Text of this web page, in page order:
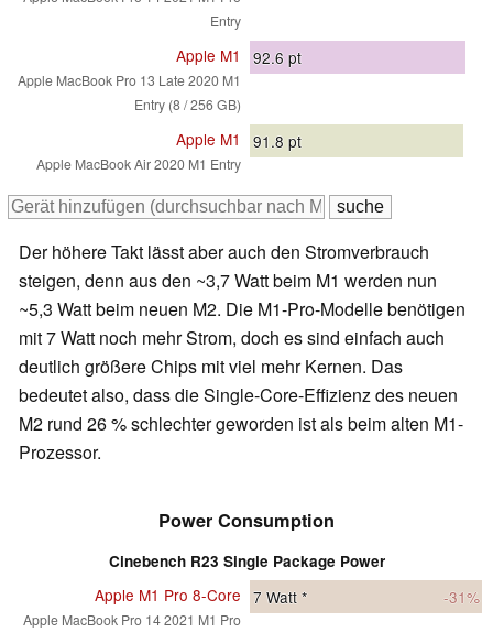
Entry
Apple M1
Apple MacBook Pro 13 Late 2020 M1
Entry (8 / 256 GB)
92.6 pt
Apple M1
Apple MacBook Air 2020 M1 Entry
91.8 pt
Der höhere Takt lässt aber auch den Stromverbrauch
steigen, denn aus den ~3,7 Watt beim M1 werden nun
~5,3 Watt beim neuen M2. Die M1-Pro-Modelle benötigen
mit 7 Watt noch mehr Strom, doch es sind einfach auch
deutlich größere Chips mit viel mehr Kernen. Das
bedeutet also, dass die Single-Core-Effizienz des neuen
M2 rund 26 % schlechter geworden ist als beim alten M1-
Prozessor.
Power Consumption
Cinebench R23 Single Package Power
Apple M1 Pro 8-Core
Apple MacBook Pro 14 2021 M1 Pro
7 Watt * -31%